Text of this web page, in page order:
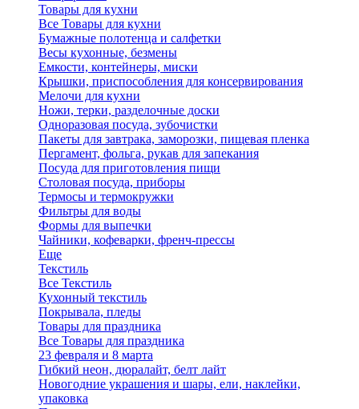
Товары для кухни
Все Товары для кухни
Бумажные полотенца и салфетки
Весы кухонные, безмены
Емкости, контейнеры, миски
Крышки, приспособления для консервирования
Мелочи для кухни
Ножи, терки, разделочные доски
Одноразовая посуда, зубочистки
Пакеты для завтрака, заморозки, пищевая пленка
Пергамент, фольга, рукав для запекания
Посуда для приготовления пищи
Столовая посуда, приборы
Термосы и термокружки
Фильтры для воды
Формы для выпечки
Чайники, кофеварки, френч-прессы
Еще
Текстиль
Все Текстиль
Кухонный текстиль
Покрывала, пледы
Товары для праздника
Все Товары для праздника
23 февраля и 8 марта
Гибкий неон, дюралайт, белт лайт
Новогодние украшения и шары, ели, наклейки,
упаковка